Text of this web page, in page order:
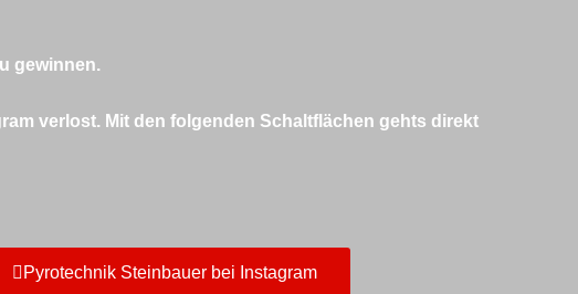
gewinnen.
verlost. Mit den folgenden Schaltflächen gehts direkt
Pyrotechnik Steinbauer bei Instagram